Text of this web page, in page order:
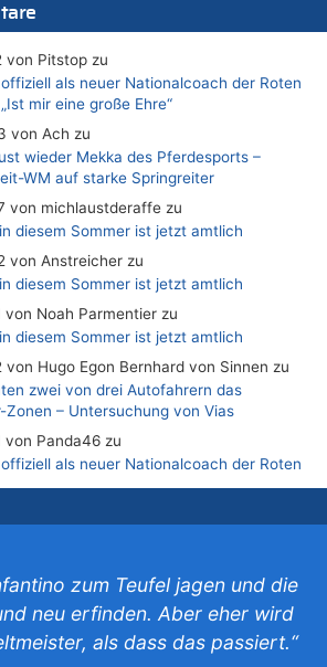
von Pitstop zu
als neuer Nationalcoach der Roten
mir eine große Ehre“
von Ach zu
wieder Mekka des Pferdesports –
WM auf starke Springreiter
von michlaustderaffe zu
diesem Sommer ist jetzt amtlich
von Anstreicher zu
diesem Sommer ist jetzt amtlich
von Noah Parmentier zu
diesem Sommer ist jetzt amtlich
Hugo Egon Bernhard von Sinnen zu
zwei von drei Autofahrern das
– Untersuchung von Vias
von Panda46 zu
als neuer Nationalcoach der Roten
mir eine große Ehre“
Mungo zu
wohin die Reise geht…“
von Joseph Meyer zu
in NRW so niedrig wie noch nie
zum Teufel jagen und die
neu erfinden. Aber eher wird
als dass das passiert.“